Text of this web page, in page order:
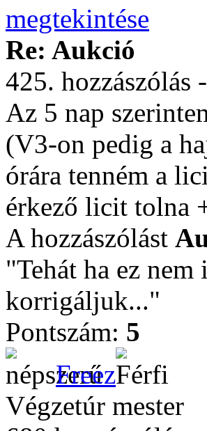
Re: Aukció
425. hozzászólás
Az 5 nap
(V3-on pedig a
órára tenném a
érkező licit tolna
A hozzászólást
"Tehát ha ez
korrigáljuk..."
Pontszám: 5
Freez
Végzetúr mester